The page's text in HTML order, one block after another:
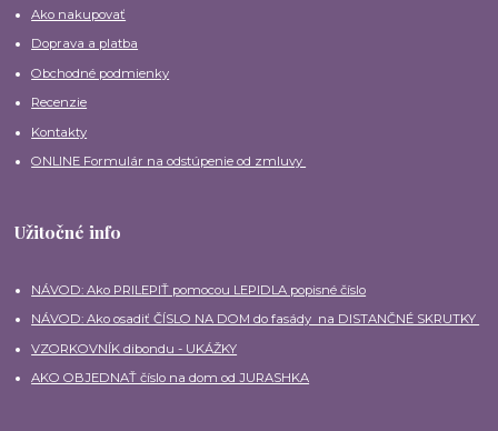
Ako nakupovať
Doprava a platba
Obchodné podmienky
Recenzie
Kontakty
ONLINE Formulár na odstúpenie od zmluvy
Užitočné info
NÁVOD: Ako PRILEPIŤ pomocou LEPIDLA popisné číslo
NÁVOD: Ako osadiť ČÍSLO NA DOM do fasády na DISTANČNÉ SKRUTKY
VZORKOVNÍK dibondu - UKÁŽKY
AKO OBJEDNAŤ číslo na dom od JURASHKA